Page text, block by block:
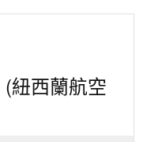
紐西蘭航空